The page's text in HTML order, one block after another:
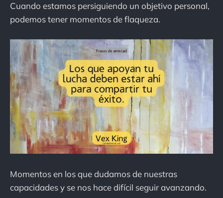
Cuando estamos persiguiendo un objetivo personal,
podemos tener momentos de flaqueza.
Momentos en los que dudamos de nuestras
capacidades y se nos hace difícil seguir avanzando.